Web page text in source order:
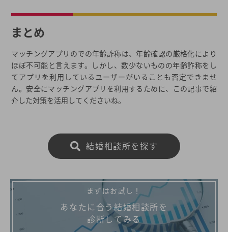
まとめ
マッチングアプリのでの年齢詐称は、年齢確認の厳格化により
ほぼ不可能と言えます。しかし、数少ないものの年齢詐称をし
てアプリを利用しているユーザーがいることも否定できませ
ん。安全にマッチングアプリを利用するために、この記事で紹
介した対策を活用してくださいね。
結婚相談所を探す
まずはお試し！
あなたに合う結婚相談所を
診断してみる